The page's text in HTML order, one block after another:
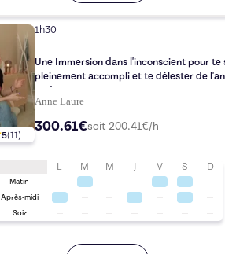
5(11)
1h30
Une Immersion dans l'inconscient pour te
pleinement accompli et te délester de
et du stress.
Anne Laure
300.61€soit 200.41€/h
L M M J V S D
Matin
Après-midi
Soir